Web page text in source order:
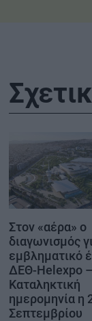
Στον «αέρα» ο
διαγωνισμός
εμβληματικό
ΔΕΘ-Helexpo –
Καταληκτική
ημερομηνία η
Σεπτεμβρίου